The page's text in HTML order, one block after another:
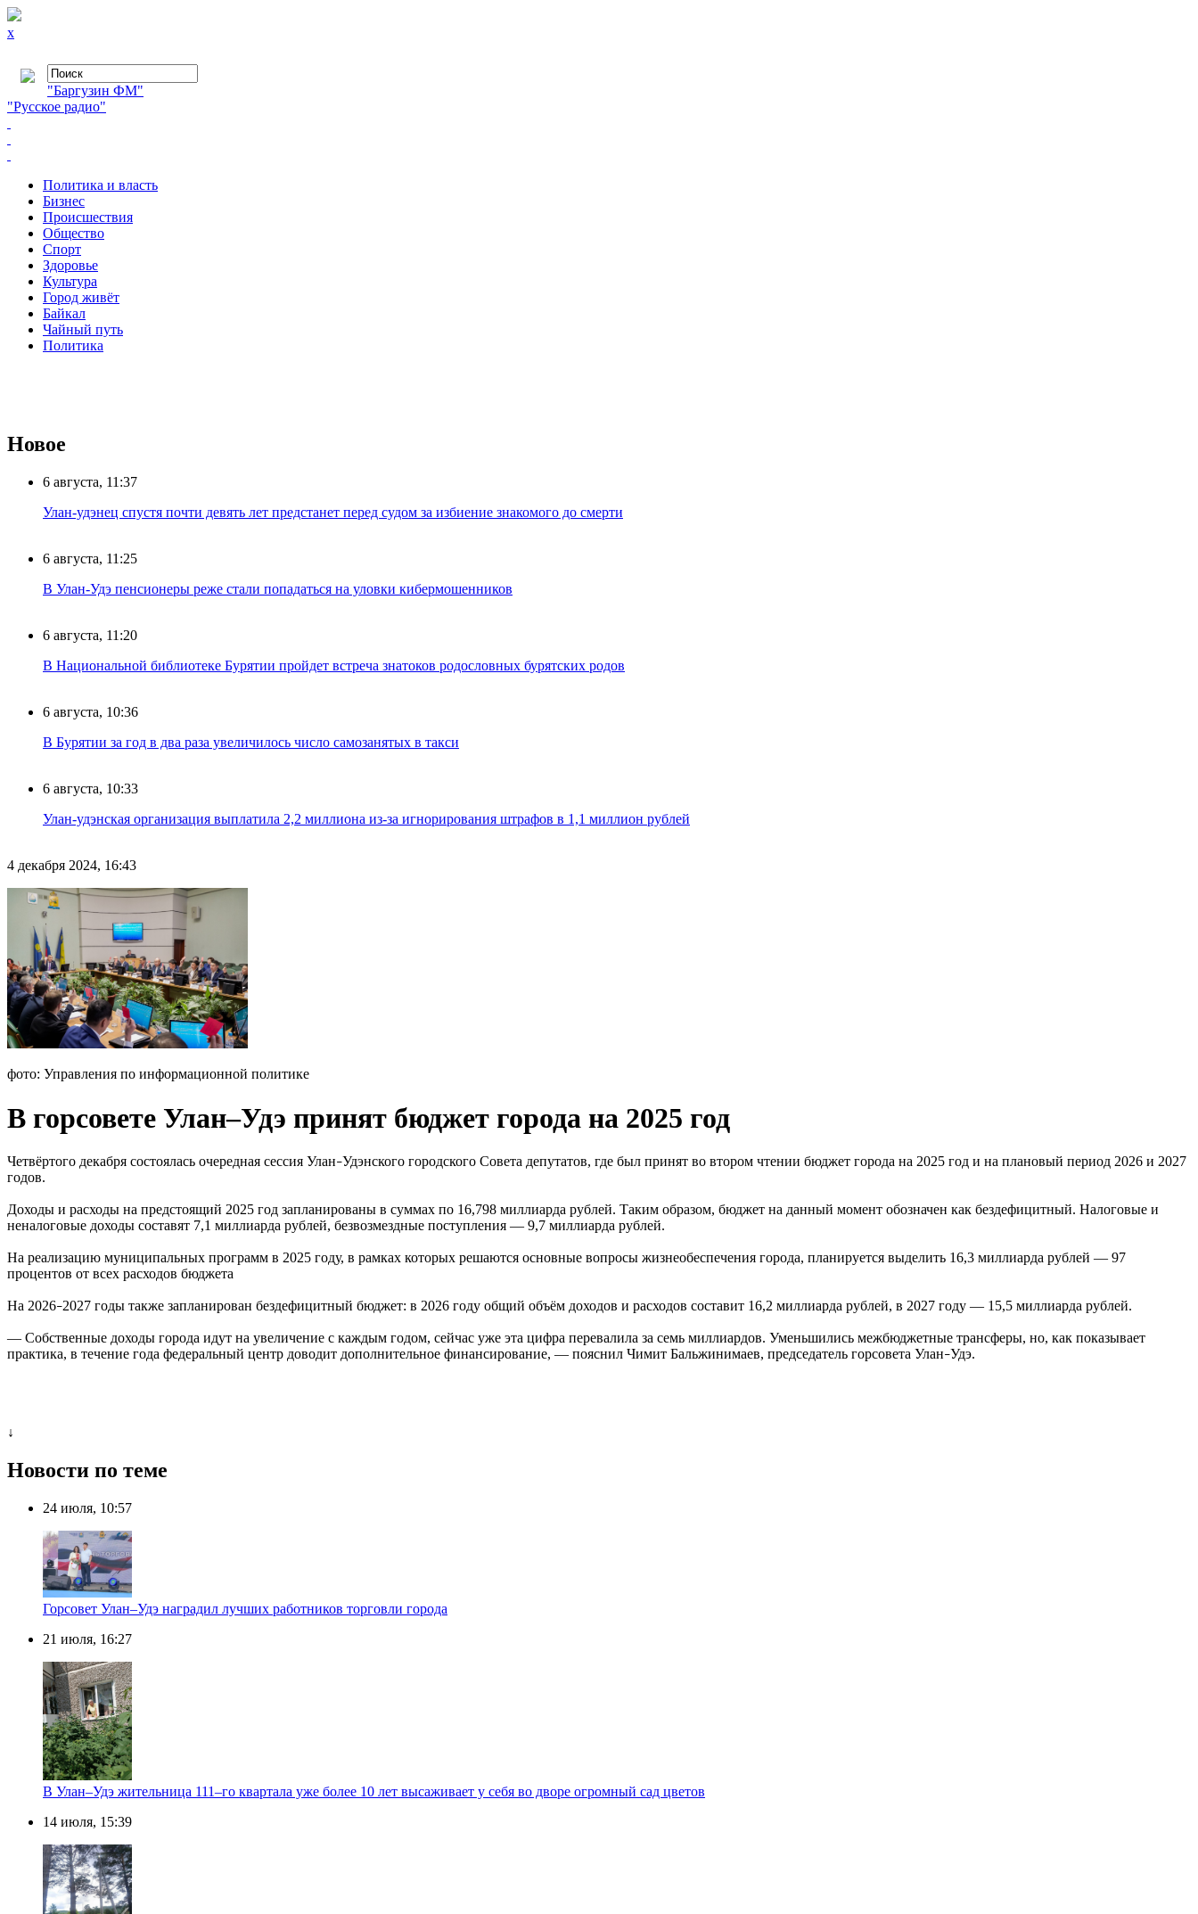
x
"Баргузин ФМ"
"Русское радио"
Политика и власть
Бизнес
Происшествия
Общество
Cпорт
Здоровье
Культура
Город живёт
Байкал
Чайный путь
Политика
Новое
6 августа, 11:37
Улан-удэнец спустя почти девять лет предстанет перед судом за избиение знакомого до смерти
6 августа, 11:25
В Улан-Удэ пенсионеры реже стали попадаться на уловки кибермошенников
6 августа, 11:20
В Национальной библиотеке Бурятии пройдет встреча знатоков родословных бурятских родов
6 августа, 10:36
В Бурятии за год в два раза увеличилось число самозанятых в такси
6 августа, 10:33
Улан-удэнская организация выплатила 2,2 миллиона из-за игнорирования штрафов в 1,1 миллион рублей
4 декабря 2024, 16:43
фото: Управления по информационной политике
В горсовете Улан–Удэ принят бюджет города на 2025 год
Четвёртого декабря состоялась очередная сессия Улан–Удэнского городского Совета депутатов, где был принят во втором чтении бюджет города на 2025 год и на плановый период 2026 и 2027
годов.
Доходы и расходы на предстоящий 2025 год запланированы в суммах по 16,798 миллиарда рублей. Таким образом, бюджет на данный момент обозначен как бездефицитный. Налоговые и
неналоговые доходы составят 7,1 миллиарда рублей, безвозмездные поступления — 9,7 миллиарда рублей.
На реализацию муниципальных программ в 2025 году, в рамках которых решаются основные вопросы жизнеобеспечения города, планируется выделить 16,3 миллиарда рублей — 97
процентов от всех расходов бюджета
На 2026–2027 годы также запланирован бездефицитный бюджет: в 2026 году общий объём доходов и расходов составит 16,2 миллиарда рублей, в 2027 году — 15,5 миллиарда рублей.
— Собственные доходы города идут на увеличение с каждым годом, сейчас уже эта цифра перевалила за семь миллиардов. Уменьшились межбюджетные трансферы, но, как показывает
практика, в течение года федеральный центр доводит дополнительное финансирование, — пояснил Чимит Бальжинимаев, председатель горсовета Улан–Удэ.
↓
Новости по теме
24 июля, 10:57
Горсовет Улан–Удэ наградил лучших работников торговли города
21 июля, 16:27
В Улан–Удэ жительница 111–го квартала уже более 10 лет высаживает у себя во дворе огромный сад цветов
14 июля, 15:39